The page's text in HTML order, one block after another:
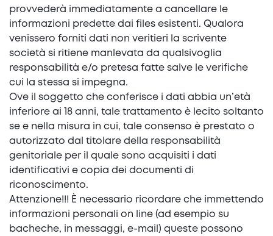
provvederà immediatamente a cancellare le
informazioni predette dai files esistenti. Qualora
venissero forniti dati non veritieri la scrivente
società si ritiene manlevata da qualsivoglia
responsabilità e/o pretesa fatte salve le verifiche
cui la stessa si impegna.
Ove il soggetto che conferisce i dati abbia un’età
inferiore ai 18 anni, tale trattamento è lecito soltanto
se e nella misura in cui, tale consenso è prestato o
autorizzato dal titolare della responsabilità
genitoriale per il quale sono acquisiti i dati
identificativi e copia dei documenti di
riconoscimento.
Attenzione!!! È necessario ricordare che immettendo
informazioni personali on line (ad esempio su
bacheche, in messaggi, e-mail) queste possono